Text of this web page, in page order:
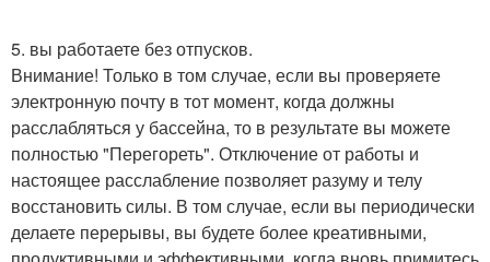
5. вы работаете без отпусков.
Внимание! Только в том случае, если вы проверяете
электронную почту в тот момент, когда должны
расслабляться у бассейна, то в результате вы можете
полностью "Перегореть". Отключение от работы и
настоящее расслабление позволяет разуму и телу
восстановить силы. В том случае, если вы периодически
делаете перерывы, вы будете более креативными,